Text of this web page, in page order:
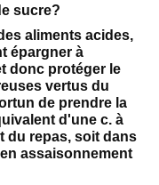
sucre?
aliments acides,
épargner à
donc protéger le
vertus du
de prendre la
d'une c. à
du repas, soit dans
assaisonnement